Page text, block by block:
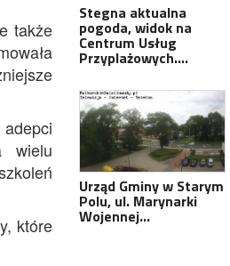
także
wielu
które
Stegna aktualna
pogoda, widok na
Centrum Usług
Przyplażowych.…
Urząd Gminy w Starym
Polu, ul. Marynarki
Wojennej…